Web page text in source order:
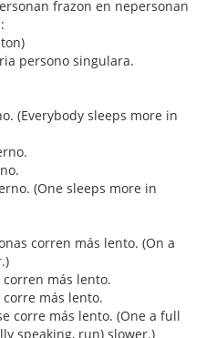
frazon en nepersonan
persono singulara.
(Everybody sleeps more in
(One sleeps more in
corren más lento. (On a
corren más lento.
corre más lento.
corre más lento. (One a full
speaking, run) slower.)